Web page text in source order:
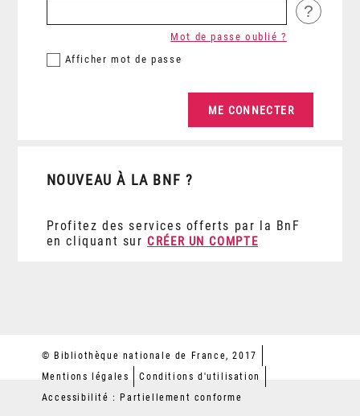
?
Afficher mot de passe
Mot de passe oublié ?
NOUVEAU À LA BNF ?
Profitez des services offerts par la BnF
en cliquant sur CRÉER UN COMPTE
© Bibliothèque nationale de France, 2017
Mentions légales
Conditions d'utilisation
Accessibilité : Partiellement conforme